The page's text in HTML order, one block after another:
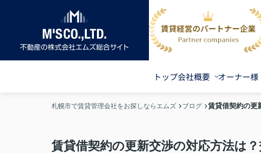
トップ会社概要 オーナー様
札幌市で賃貸管理会社をお探しならエムズ ブログ 賃貸借契約の更
賃貸借契約の更新交渉の対応方法は